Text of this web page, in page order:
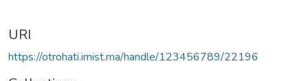
URI
https://otrohati.imist.ma/handle/123456789/22196